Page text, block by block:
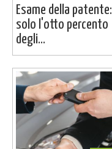
Esame della patente:
solo l'otto percento
degli...